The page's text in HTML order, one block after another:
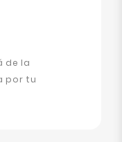
de la
por tu